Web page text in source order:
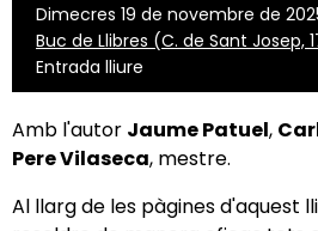
Dimecres 19 de novembre de
Buc de Llibres (C. de Sant Josep,
Entrada lliure
Amb l'autor Jaume Patuel,
Pere Vilaseca, mestre.
Al llarg de les pàgines d'aquest